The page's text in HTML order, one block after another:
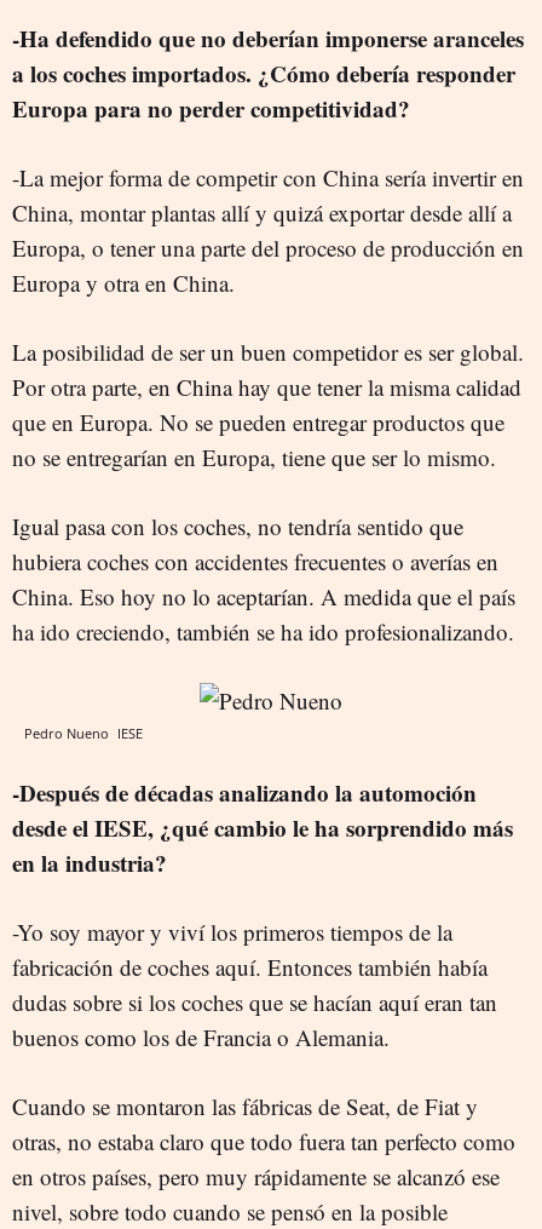
-Ha defendido que no deberían imponerse aranceles
a los coches importados. ¿Cómo debería responder
Europa para no perder competitividad?
-La mejor forma de competir con China sería invertir en
China, montar plantas allí y quizá exportar desde allí a
Europa, o tener una parte del proceso de producción en
Europa y otra en China.
La posibilidad de ser un buen competidor es ser global.
Por otra parte, en China hay que tener la misma calidad
que en Europa. No se pueden entregar productos que
no se entregarían en Europa, tiene que ser lo mismo.
Igual pasa con los coches, no tendría sentido que
hubiera coches con accidentes frecuentes o averías en
China. Eso hoy no lo aceptarían. A medida que el país
ha ido creciendo, también se ha ido profesionalizando.
Pedro Nueno IESE
-Después de décadas analizando la automoción
desde el IESE, ¿qué cambio le ha sorprendido más
en la industria?
-Yo soy mayor y viví los primeros tiempos de la
fabricación de coches aquí. Entonces también había
dudas sobre si los coches que se hacían aquí eran tan
buenos como los de Francia o Alemania.
Cuando se montaron las fábricas de Seat, de Fiat y
otras, no estaba claro que todo fuera tan perfecto como
en otros países, pero muy rápidamente se alcanzó ese
nivel, sobre todo cuando se pensó en la posible